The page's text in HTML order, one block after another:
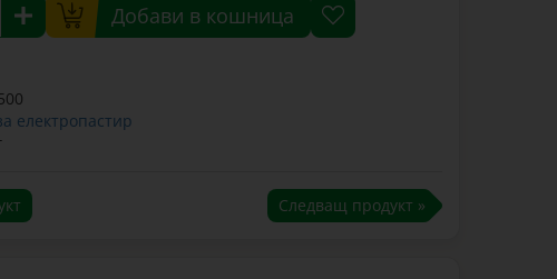
Добави в кошница
електропастир
Следващ продукт »